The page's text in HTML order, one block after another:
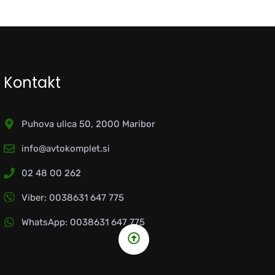
Kontakt
Puhova ulica 50, 2000 Maribor
info@avtokomplet.si
02 48 00 262
Viber: 0038631 647 775
WhatsApp: 0038631 647 775